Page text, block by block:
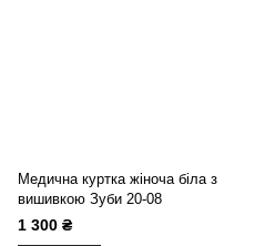
Медична куртка жіноча біла з
вишивкою Зуби 20-08
1 300 ₴